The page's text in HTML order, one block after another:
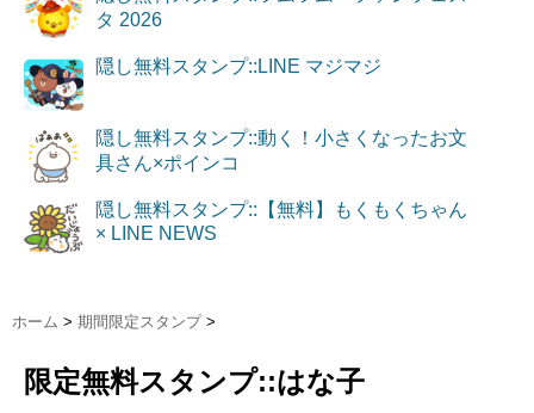
タ 2026
隠し無料スタンプ::LINE マジマジ
隠し無料スタンプ::動く！小さくなったお文
具さん×ポインコ
隠し無料スタンプ::【無料】もくもくちゃん
× LINE NEWS
ホーム > 期間限定スタンプ >
限定無料スタンプ::はな子